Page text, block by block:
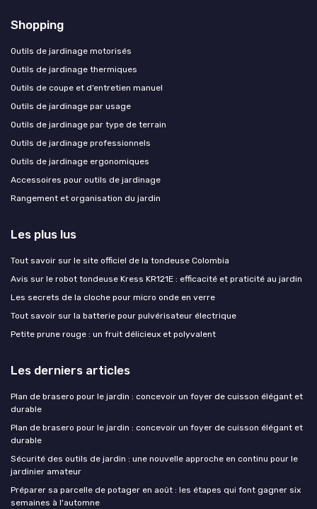
Shopping
Outils de jardinage motorisés
Outils de jardinage thermiques
Outils de coupe et d’entretien manuel
Outils de jardinage par usage
Outils de jardinage par type de terrain
Outils de jardinage professionnels
Outils de jardinage ergonomiques
Accessoires pour outils de jardinage
Rangement et organisation du jardin
Les plus lus
Tout savoir sur le site officiel de la tondeuse Colombia
Avis sur le robot tondeuse Kress KR121E : efficacité et praticité au jardin
Les secrets de la cloche pour micro onde en verre
Tout savoir sur la batterie pour pulvérisateur électrique
Petite prune rouge : un fruit délicieux et polyvalent
Les derniers articles
Plan de brasero pour le jardin : concevoir un foyer de cuisson élégant et
durable
Plan de brasero pour le jardin : concevoir un foyer de cuisson élégant et
durable
Sécurité des outils de jardin : une nouvelle approche en continu pour le
jardinier amateur
Préparer sa parcelle de potager en août : les étapes qui font gagner six
semaines à l'automne